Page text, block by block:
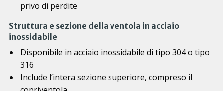
privo di perdite
Struttura e sezione della ventola in acciaio
inossidabile
Disponibile in acciaio inossidabile di tipo 304 o tipo
316
Include l’intera sezione superiore, compreso il